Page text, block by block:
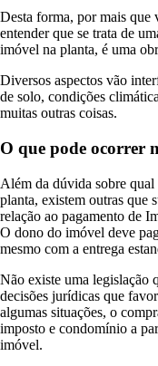
Desta forma, por mais que
entender que se trata de
imóvel na planta, é uma
Diversos aspectos vão
de solo, condições
muitas outras coisas.
O que pode ocorrer
Além da dúvida sobre
planta, existem outras que
relação ao pagamento de
O dono do imóvel deve
mesmo com a entrega
Não existe uma legislação
decisões jurídicas que
algumas situações, o
imposto e condomínio a
imóvel.